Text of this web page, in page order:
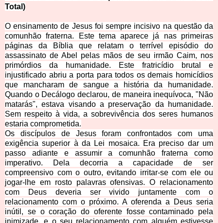
Total)
O ensinamento de Jesus foi sempre incisivo na questão da
comunhão fraterna. Este tema aparece já nas primeiras
páginas da Bíblia que relatam o terrível episódio do
assassinato de Abel pelas mãos de seu irmão Caim, nos
primórdios da humanidade. Este fratricídio brutal e
injustificado abriu a porta para todos os demais homicídios
que mancharam de sangue a história da humanidade.
Quando o Decálogo declarou, de maneira inequívoca, "Não
matarás", estava visando a preservação da humanidade.
Sem respeito à vida, a sobrevivência dos seres humanos
estaria comprometida.
Os discípulos de Jesus foram confrontados com uma
exigência superior à da Lei mosaica. Era preciso dar um
passo adiante e assumir a comunhão fraterna como
imperativo. Dela decorria a capacidade de ser
compreensivo com o outro, evitando irritar-se com ele ou
jogar-lhe em rosto palavras ofensivas. O relacionamento
com Deus deveria ser vivido juntamente com o
relacionamento com o próximo. A oferenda a Deus seria
inútil, se o coração do oferente fosse contaminado pela